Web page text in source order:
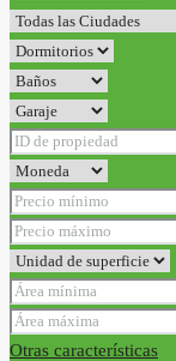
Otras características